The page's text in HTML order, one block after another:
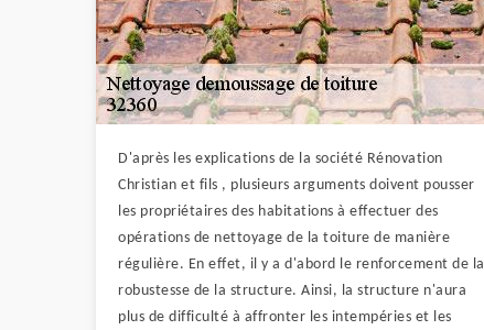
D'après les explications de la société Rénovation
Christian et fils , plusieurs arguments doivent pousser
les propriétaires des habitations à effectuer des
opérations de nettoyage de la toiture de manière
régulière. En effet, il y a d'abord le renforcement de la
robustesse de la structure. Ainsi, la structure n'aura
plus de difficulté à affronter les intempéries et les